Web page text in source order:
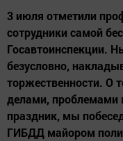
3 июля отметили
сотрудники самой
Госавтоинспекции.
безусловно,
торжественности. О
делами, проблемами
праздник, мы
ГИБДД майором